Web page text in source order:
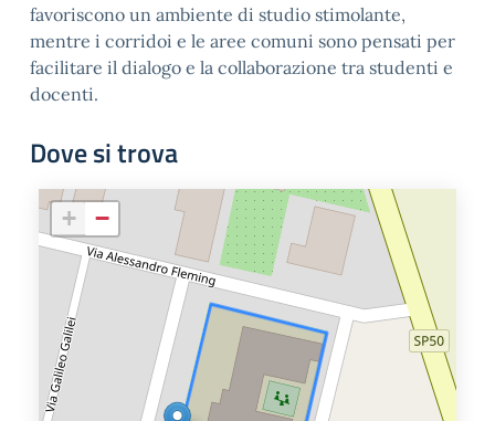
favoriscono un ambiente di studio stimolante,
mentre i corridoi e le aree comuni sono pensati per
facilitare il dialogo e la collaborazione tra studenti e
docenti.
Dove si trova
+ −